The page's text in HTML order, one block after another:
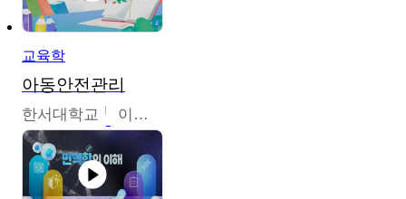
교육학
아동안전관리
한서대학교 이태연